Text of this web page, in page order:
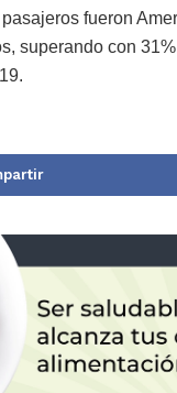
fueron
superando con